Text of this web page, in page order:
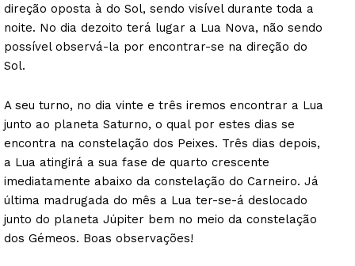
direção oposta à do Sol, sendo visível durante toda a
noite. No dia dezoito terá lugar a Lua Nova, não sendo
possível observá-la por encontrar-se na direção do
Sol.
A seu turno, no dia vinte e três iremos encontrar a Lua
junto ao planeta Saturno, o qual por estes dias se
encontra na constelação dos Peixes. Três dias depois,
a Lua atingirá a sua fase de quarto crescente
imediatamente abaixo da constelação do Carneiro. Já
última madrugada do mês a Lua ter-se-á deslocado
junto do planeta Júpiter bem no meio da constelação
dos Gémeos. Boas observações!